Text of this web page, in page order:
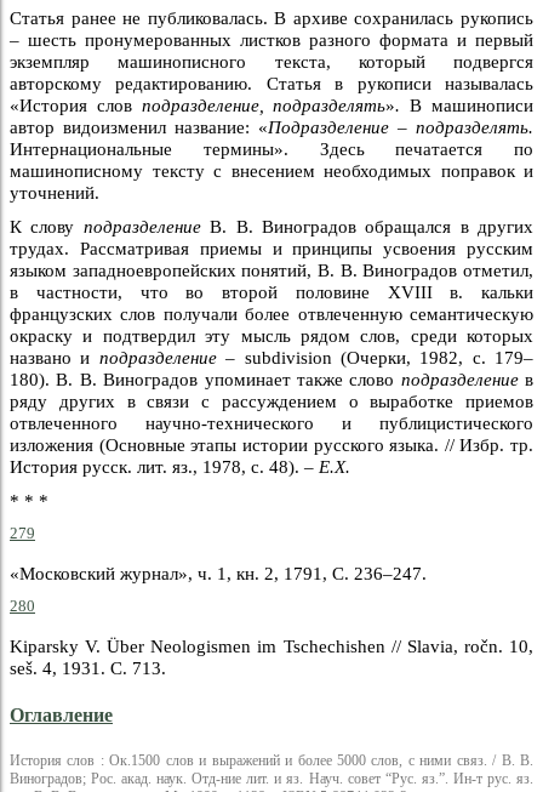
Статья ранее не публиковалась. В архиве сохранилась рукопись
– шесть пронумерованных листков разного формата и первый
экземпляр машинописного текста, который подвергся
авторскому редактированию. Статья в рукописи называлась
«История слов подразделение, подразделять».В машинописи
автор видоизменил название: «Подразделение – подразделять.
Интернациональные термины». Здесь печатается по
машинописному тексту с внесением необходимых поправок и
уточнений.
К слову подразделениеВ. В. Виноградов обращался в других
трудах. Рассматривая приемы и принципы усвоения русским
языком западноевропейских понятий, В. В. Виноградов отметил,
в частности, что во второй половине XVIII в. кальки
французских слов получали более отвлеченную семантическую
окраску и подтвердил эту мысль рядом слов, среди которых
названо и подразделение – subdivision (Очерки, 1982, с. 179–
180). В. В. Виноградов упоминает также слово подразделениев
ряду других в связи с рассуждением о выработке приемов
отвлеченного научно-технического и публицистического
изложения (Основные этапы истории русского языка. // Избр. тр.
История русск. лит. яз., 1978, с. 48). – Е.X.
* * *
279
«Московский журнал», ч. 1, кн. 2, 1791, С. 236–247.
280
Kiparsky V. Über Neologismen im Tschechishen // Slavia, ročn. 10,
seš. 4, 1931. С. 713.
Оглавление
История слов : Ок.1500 слов и выражений и более 5000 слов, с ними связ. / В. В.
Виноградов; Рос. акад. наук. Отд-ние лит. и яз. Науч. совет “Рус. яз.”. Ин-т рус. яз.